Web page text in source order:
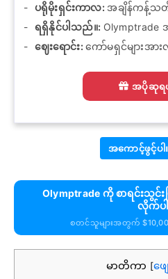
ပရိုမိုးရှင်းကာလ: အချိန်ကန့်သတ်
ရရှိနိုင်ပါသည်။: Olymptrade
ဈေးရောင်း:ကော်မရှင်များအ
အပိုဆုရ
အကောင့်ဖွင့်ပါ
Olymptrade ကို စာရင်းသွင်
လိုက်ပ
စတင်သူများအတွက်
မာတိကာ [ဖျ